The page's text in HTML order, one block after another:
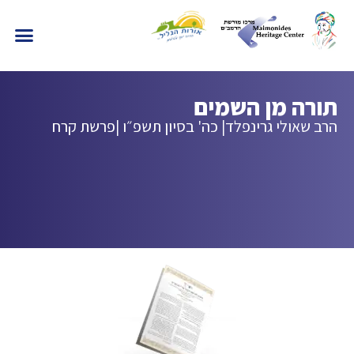
תורה מן השמים
הרב שאולי גרינפלד| כה' בסיון תשפ״ו |פרשת קרח